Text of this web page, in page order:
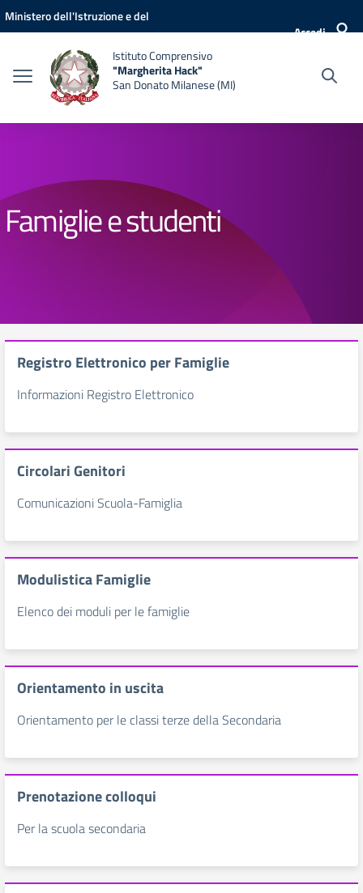
Vai ai contenuti
Vai al menu di navigazione
Vai al footer
Ministero dell'Istruzione e del
Accedi
Istituto Comprensivo
"Margherita Hack"
San Donato Milanese (MI)
Famiglie e studenti
Registro Elettronico per Famiglie
Informazioni Registro Elettronico
Circolari Genitori
Comunicazioni Scuola-Famiglia
Modulistica Famiglie
Elenco dei moduli per le famiglie
Orientamento in uscita
Orientamento per le classi terze della Secondaria
Prenotazione colloqui
Per la scuola secondaria